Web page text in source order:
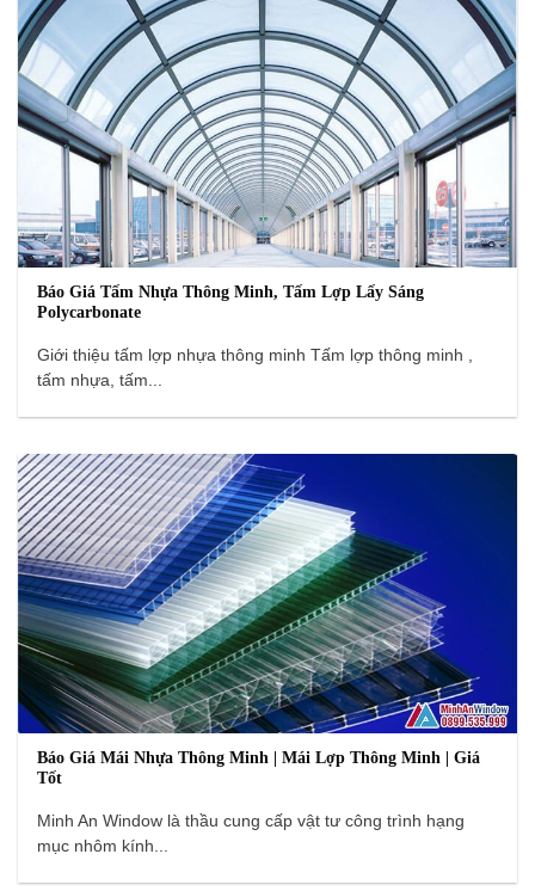
Báo Giá Tấm Nhựa Thông Minh, Tấm Lợp Lấy Sáng
Polycarbonate
Giới thiệu tấm lợp nhựa thông minh Tấm lợp thông minh ,
tấm nhựa, tấm...
Báo Giá Mái Nhựa Thông Minh | Mái Lợp Thông Minh | Giá
Tốt
Minh An Window là thầu cung cấp vật tư công trình hạng
mục nhôm kính...